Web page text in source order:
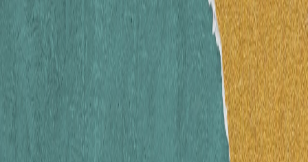
Opini
Konsultasi Syariah
Resonansi
Sejarah
Lensa